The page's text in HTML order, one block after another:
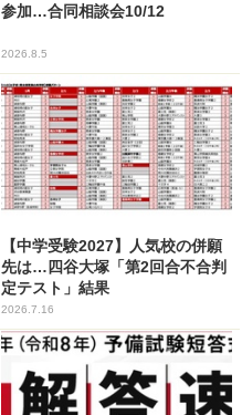
参加…合同相談会10/12
2026.8.5
【中学受験2027】人気校の併願
先は…四谷大塚「第2回合不合判
定テスト」結果
2026.7.16